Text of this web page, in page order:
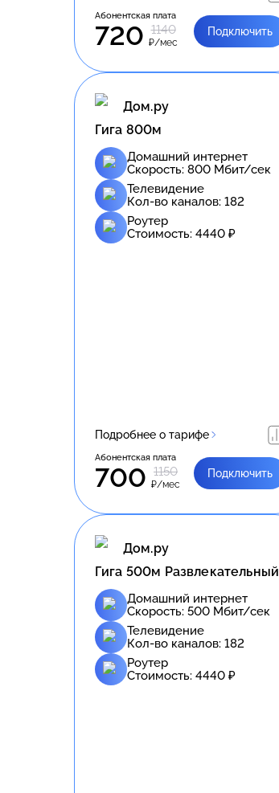
Абонентская плата
720 1140
₽/мес
Подключить
Дом.ру
Гига 800м
Домашний интернет
Скорость: 800 Мбит/сек
Телевидение
Кол-во каналов: 182
Роутер
Стоимость: 4440 ₽
Подробнее о тарифе
Абонентская плата
700 1150
₽/мес
Подключить
Дом.ру
Гига 500м Развлекательный
Домашний интернет
Скорость: 500 Мбит/сек
Телевидение
Кол-во каналов: 182
Роутер
Стоимость: 4440 ₽